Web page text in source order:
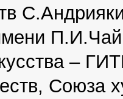
–
Союза